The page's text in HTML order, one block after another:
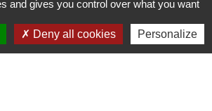
Chapelles - FRANCE
+33 7 89 22 08 48
and gives you control over what you want
Deny all cookies Personalize